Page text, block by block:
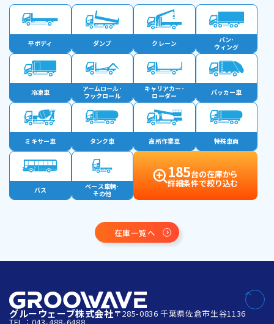
平ボディ ダンプ クレーン
バン･
ウィング
冷凍車
アームロール･
フックロール
キャリアカー･
ローダー
パッカー車
ミキサー車 タンク車 高所作業車 特殊車両
バス
ベース車輛･
その他
185台の在庫から
詳細条件で絞り込む
在庫一覧へ
グルーウェーブ株式会社〒285-0836 千葉県佐倉市生谷1136